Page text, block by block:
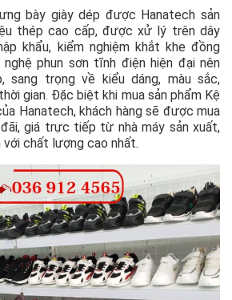
bày giày dép được Hanatech sản
thép cao cấp, được xử lý trên dây
khẩu, kiểm nghiệm khắt khe đồng
phun sơn tĩnh điện hiện đại nên
sang trọng về kiểu dáng, màu sắc,
gian. Đặc biệt khi mua sản phẩm Kệ
Hanatech, khách hàng sẽ được mua
giá trực tiếp từ nhà máy sản xuất,
với chất lượng cao nhất.